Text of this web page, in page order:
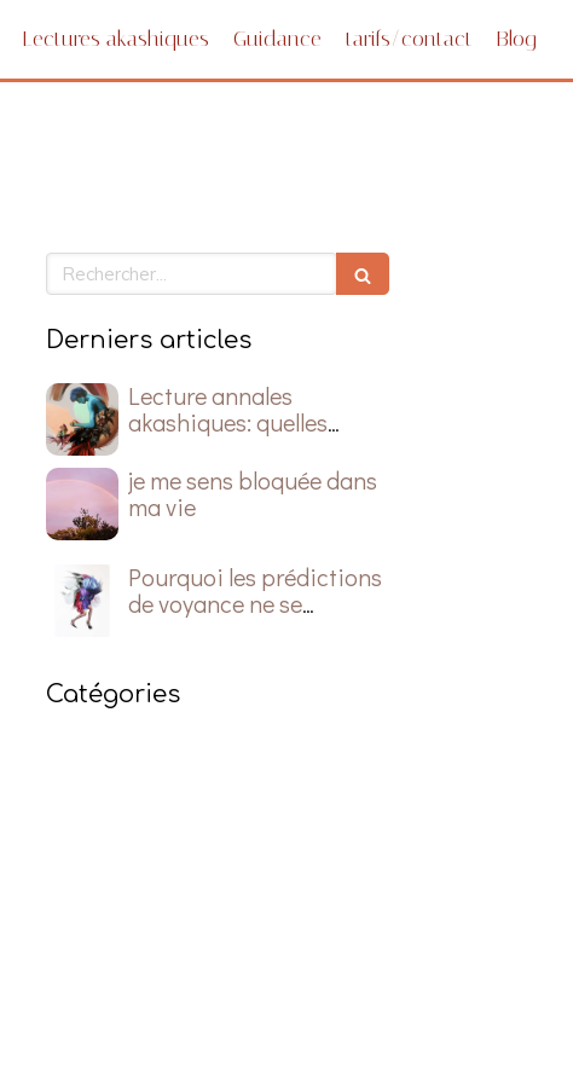
Lectures akashiques Guidance tarifs/contact Blog
Rechercher
Derniers articles
Lecture annales
akashiques: quelles
je me sens bloquée dans
ma vie
Pourquoi les prédictions
de voyance ne se
Catégories